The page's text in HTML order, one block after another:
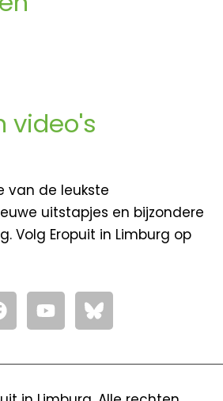
video's
van de leukste
uitstapjes en bijzondere
Volg Eropuit in Limburg op
a
Y
o
u
t
b